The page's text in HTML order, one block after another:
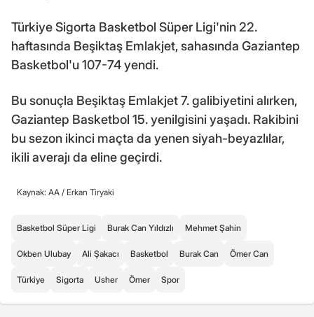
Türkiye Sigorta Basketbol Süper Ligi'nin 22.
haftasında Beşiktaş Emlakjet, sahasında Gaziantep
Basketbol'u 107-74 yendi.
Bu sonuçla Beşiktaş Emlakjet 7. galibiyetini alırken,
Gaziantep Basketbol 15. yenilgisini yaşadı. Rakibini
bu sezon ikinci maçta da yenen siyah-beyazlılar,
ikili averajı da eline geçirdi.
Kaynak: AA / Erkan Tiryaki
Basketbol Süper Ligi Burak Can Yıldızlı Mehmet Şahin
Okben Ulubay Ali Şakacı Basketbol Burak Can Ömer Can
Türkiye Sigorta Usher Ömer Spor